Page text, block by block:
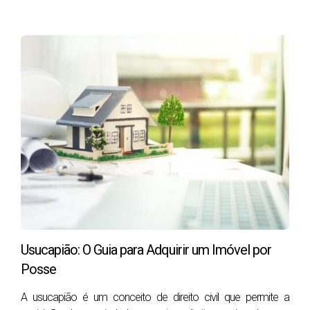
A maioria dos consultores imobiliários não tem um
plano para ajudar os seus clientes compradores. É
por esse motivo que na RE/MAX Cidadela
desenvolvemos uma estratégia inovadora que tem
tido muito sucesso para ajudar os nossos clientes
compradores a encontrarem a casa ideal e fazerem o
melhor negócio com a compra da sua casa. Estou
Compradores em Portugal
ampla gama de serviços adaptados às necessidades
Usucapião: O Guia para Adquirir um Imóvel por
Posse
A usucapião é um conceito de direito civil que permite a